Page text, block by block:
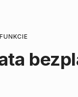
FUNKCIE